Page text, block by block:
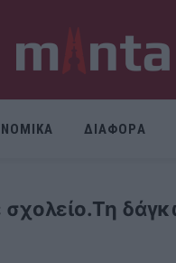
ΔΙΑΦΟΡΑ